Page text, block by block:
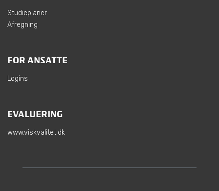
Studieplaner
Afregning
FOR ANSATTE
Logins
EVALUERING
www.viskvalitet.dk